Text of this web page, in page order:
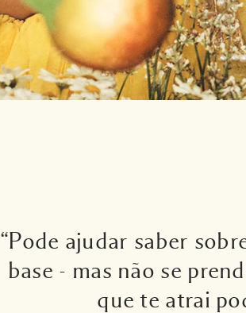
“Pode ajudar saber
base - mas não se
que te atrai